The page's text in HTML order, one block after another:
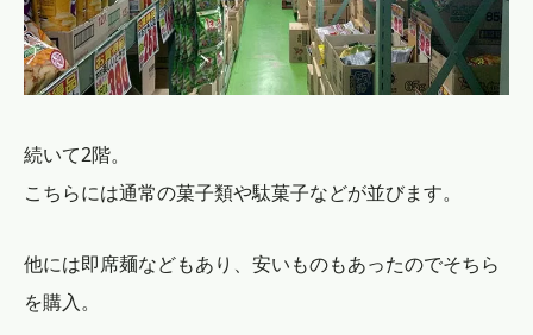
続いて2階。
こちらには通常の菓子類や駄菓子などが並びます。
他には即席麺などもあり、安いものもあったのでそちら
を購入。